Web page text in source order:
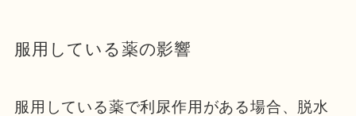
服用している薬の影響
服用している薬で利尿作用がある場合、脱水